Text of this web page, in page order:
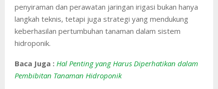
penyiraman dan perawatan jaringan irigasi bukan hanya
langkah teknis, tetapi juga strategi yang mendukung
keberhasilan pertumbuhan tanaman dalam sistem
hidroponik.
Baca Juga : Hal Penting yang Harus Diperhatikan dalam
Pembibitan Tanaman Hidroponik